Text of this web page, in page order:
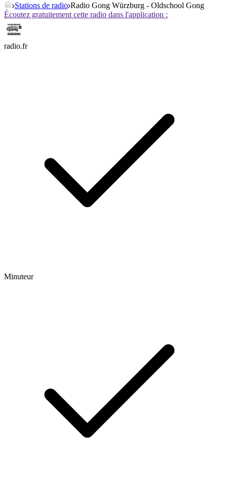
Stations de radio Radio Gong Würzburg - Oldschool Gong
Écoutez gratuitement cette radio dans l'application :
radio.fr
Minuteur